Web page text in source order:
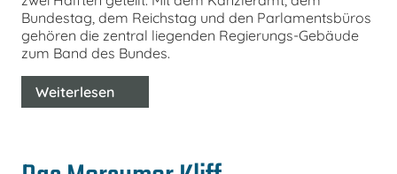
Bundestag, dem Reichstag und den Parlamentsbüros
gehören die zentral liegenden Regierungs-Gebäude
zum Band des Bundes.
Weiterlesen